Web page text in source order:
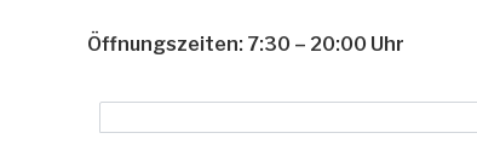
Öffnungszeiten: 7:30 – 20:00 Uhr